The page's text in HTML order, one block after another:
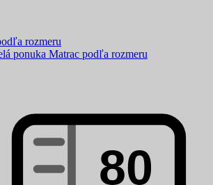
rozmeru
ponuka Matrac podľa rozmeru